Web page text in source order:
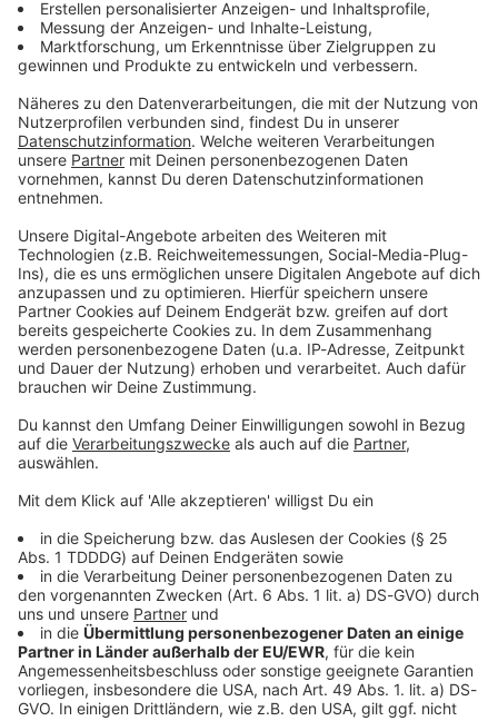
Du möchtest uns etwas sagen?
Kontaktformular
Sprachnachricht
© dpa-infocom, dpa:260609-930-195535/1
DAS KÖNNTE DICH AUCH INTERESSIEREN
Bayern